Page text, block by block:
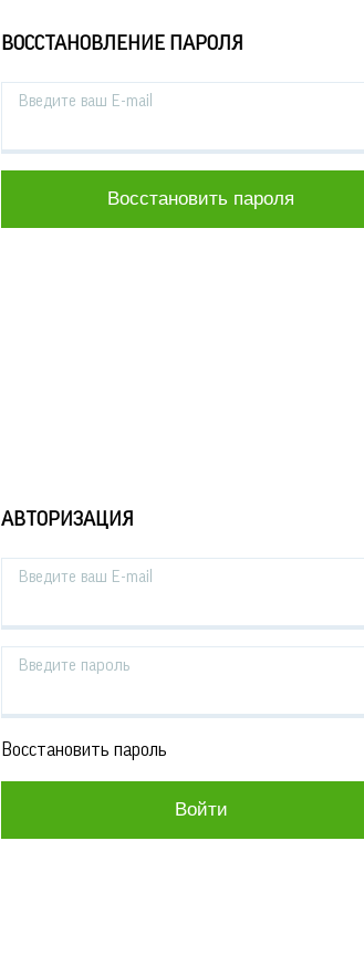
ВОССТАНОВЛЕНИЕ ПАРОЛЯ
Введите ваш E-mail
АВТОРИЗАЦИЯ
Введите ваш E-mail
Введите пароль
Восстановить пароль